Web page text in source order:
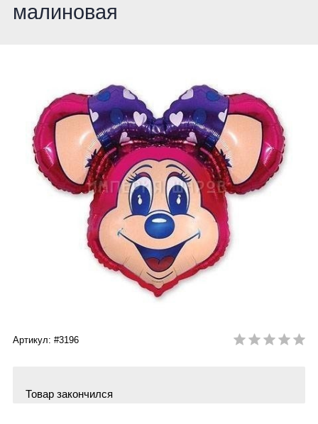
малиновая
Артикул: #3196
Товар закончился